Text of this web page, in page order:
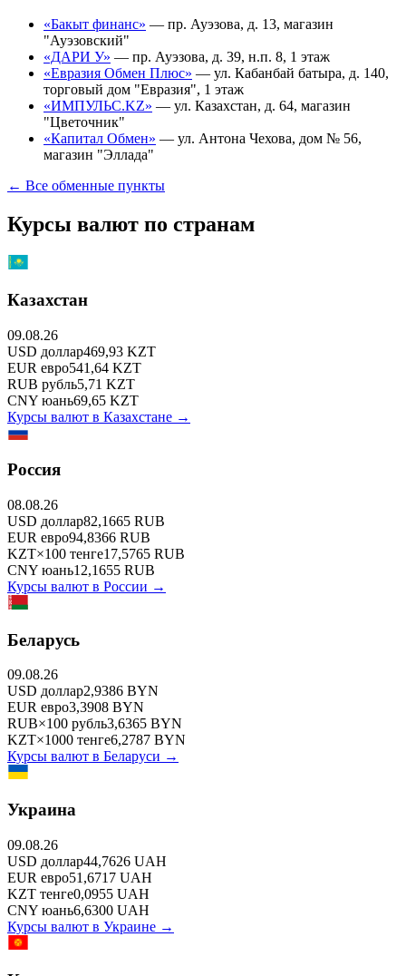
«Бакыт финанс» — пр. Ауэзова, д. 13, магазин
"Ауэзовский"
«ДАРИ У» — пр. Ауэзова, д. 39, н.п. 8, 1 этаж
«Евразия Обмен Плюс» — ул. Кабанбай батыра, д. 140,
торговый дом "Евразия", 1 этаж
«ИМПУЛЬС.KZ» — ул. Казахстан, д. 64, магазин
"Цветочник"
«Капитал Обмен» — ул. Антона Чехова, дом № 56,
магазин "Эллада"
← Все обменные пункты
Курсы валют по странам
Казахстан
09.08.26
USD доллар469,93 KZT
EUR евро541,64 KZT
RUB рубль5,71 KZT
CNY юань69,65 KZT
Курсы валют в Казахстане →
Россия
08.08.26
USD доллар82,1665 RUB
EUR евро94,8366 RUB
KZT×100 тенге17,5765 RUB
CNY юань12,1655 RUB
Курсы валют в России →
Беларусь
09.08.26
USD доллар2,9386 BYN
EUR евро3,3908 BYN
RUB×100 рубль3,6365 BYN
KZT×1000 тенге6,2787 BYN
Курсы валют в Беларуси →
Украина
09.08.26
USD доллар44,7626 UAH
EUR евро51,6717 UAH
KZT тенге0,0955 UAH
CNY юань6,6300 UAH
Курсы валют в Украине →